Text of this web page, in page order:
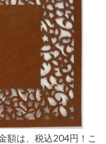
額は、税込204円！こ